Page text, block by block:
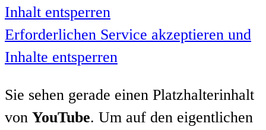
Inhalt entsperren
Erforderlichen Service akzeptieren und
Inhalte entsperren
Sie sehen gerade einen Platzhalterinhalt
von YouTube. Um auf den eigentlichen